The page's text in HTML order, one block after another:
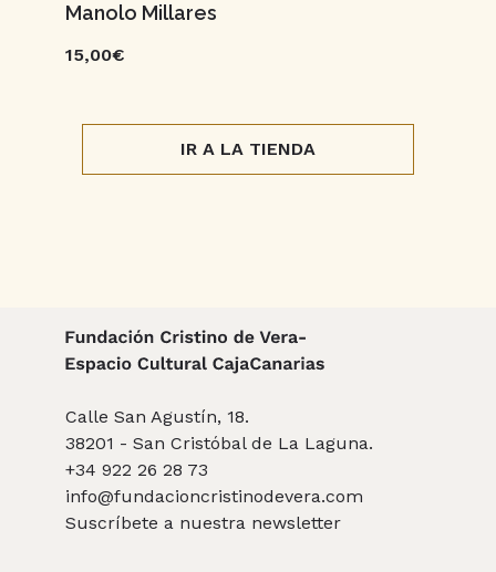
Manolo Millares
15,00€
IR A LA TIENDA
Calle San Agustín, 18.
38201 - San Cristóbal de La Laguna.
+34 922 26 28 73
info@fundacioncristinodevera.com
Suscríbete a nuestra newsletter